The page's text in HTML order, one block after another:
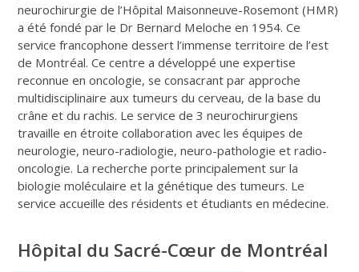
neurochirurgie de l’Hôpital Maisonneuve-Rosemont (HMR)
a été fondé par le Dr Bernard Meloche en 1954. Ce
service francophone dessert l’immense territoire de l’est
de Montréal. Ce centre a développé une expertise
reconnue en oncologie, se consacrant par approche
multidisciplinaire aux tumeurs du cerveau, de la base du
crâne et du rachis. Le service de 3 neurochirurgiens
travaille en étroite collaboration avec les équipes de
neurologie, neuro-radiologie, neuro-pathologie et radio-
oncologie. La recherche porte principalement sur la
biologie moléculaire et la génétique des tumeurs. Le
service accueille des résidents et étudiants en médecine.
Hôpital du Sacré-Cœur de Montréal